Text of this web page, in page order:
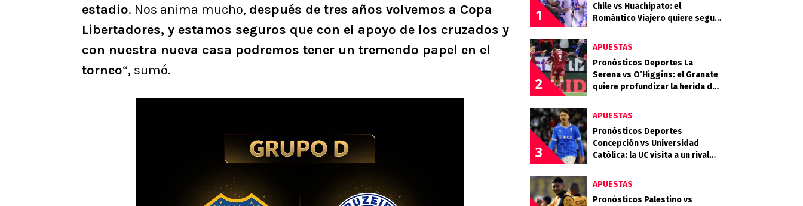
estadio. Nos anima mucho, después de tres años volvemos a Copa
Libertadores, y estamos seguros que con el apoyo de los cruzados y
con nuestra nueva casa podremos tener un tremendo papel en el
torneo“, sumó.
1
Chile vs Huachipato: el
Romántico Viajero quiere seguir
2
APUESTAS
Pronósticos Deportes La
Serena vs O’Higgins: el Granate
quiere profundizar la herida del
3
APUESTAS
Pronósticos Deportes
Concepción vs Universidad
Católica: la UC visita a un rival
APUESTAS
Pronósticos Palestino vs